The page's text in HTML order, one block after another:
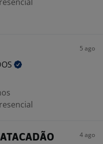
5 ago
4 ago